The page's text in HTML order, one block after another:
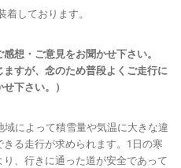
しております。
想・ご意見をお聞かせ下さい。
ますが、念のため普段よくご走行に
下さい。）
によって積雪量や気温に大きな違
る走行が求められます。1日の寒
、行きに通った道が安全であって